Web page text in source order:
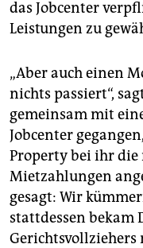
das Jobcenter
Leistungen zu
„Aber auch einen
nichts passiert“,
gemeinsam mit
Jobcenter
Property bei ihr
Mietzahlungen
gesagt: Wir
stattdessen bekam